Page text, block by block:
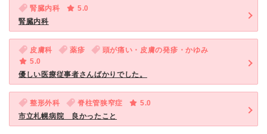
腎臓内科
5.0
腎臓内科
皮膚科 薬疹
頭が痛い・皮膚の発疹・かゆみ
5.0
優しい医療従事者さんばかりでした。
整形外科 脊柱管狭窄症
5.0
市立札幌病院 良かったこと